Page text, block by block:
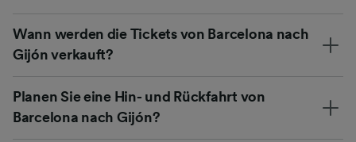
Wann werden die Tickets von Barcelona nach
Gijón verkauft?
Planen Sie eine Hin- und Rückfahrt von
Barcelona nach Gijón?